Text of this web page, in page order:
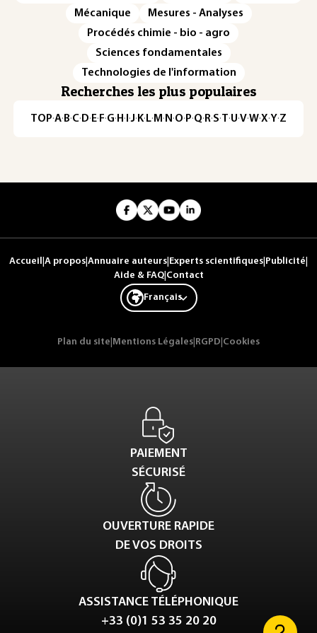
Mécanique
Mesures - Analyses
Procédés chimie - bio - agro
Sciences fondamentales
Technologies de l'information
Recherches les plus populaires
TOP·A·B·C· D· E· F·G· H · ·J· K· L· M · N ·O· P·Q· R·S·T·U·V·W·X·Y·Z
Accueil A propos Annuaire auteurs Experts scientifiques Publicité
Aide & FAQ| Contact
Français
Plan du site Mentions Légales RGPD Cookies
PAIEMENT
SÉCURISÉ
OUVERTURE RAPIDE
DE VOS DROITS
ASSISTANCE TÉLÉPHONIQUE
+33 (0)1 53 35 20 20